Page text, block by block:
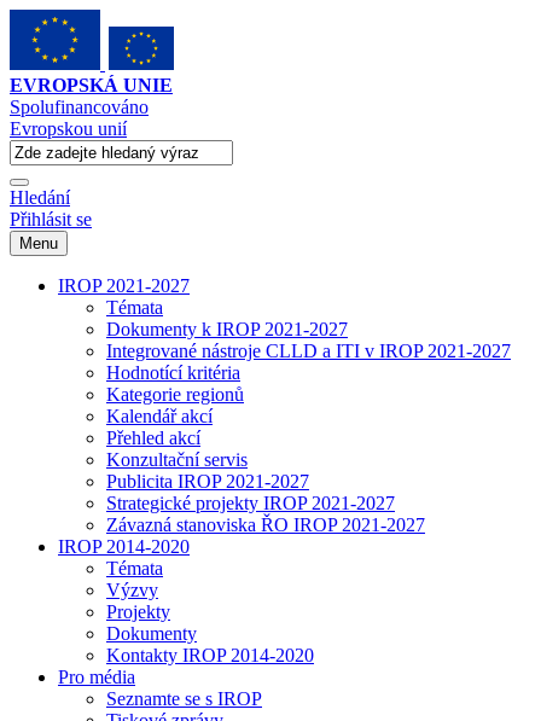
EVROPSKÁ UNIE
Spolufinancováno
Evropskou unií
Hledání
Přihlásit se
Menu
IROP 2021-2027
Témata
Dokumenty k IROP 2021-2027
Integrované nástroje CLLD a ITI v IROP 2021-2027
Hodnotící kritéria
Kategorie regionů
Kalendář akcí
Přehled akcí
Konzultační servis
Publicita IROP 2021-2027
Strategické projekty IROP 2021-2027
Závazná stanoviska ŘO IROP 2021-2027
IROP 2014-2020
Témata
Výzvy
Projekty
Dokumenty
Kontakty IROP 2014-2020
Pro média
Seznamte se s IROP